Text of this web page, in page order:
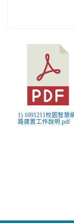
1) 1091211校園智慧
路建置工作說明.pdf